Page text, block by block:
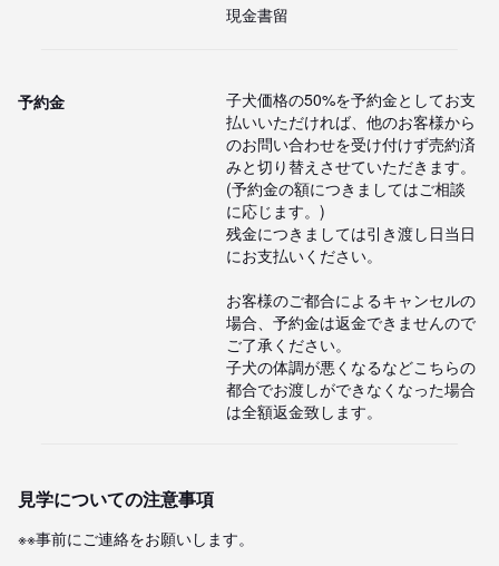
現金書留
予約金
子犬価格の50%を予約金としてお支
払いいただければ、他のお客様から
のお問い合わせを受け付けず売約済
みと切り替えさせていただきます。
(予約金の額につきましてはご相談
に応じます。)
残金につきましては引き渡し日当日
にお支払いください。
お客様のご都合によるキャンセルの
場合、予約金は返金できませんので
ご了承ください。
子犬の体調が悪くなるなどこちらの
都合でお渡しができなくなった場合
は全額返金致します。
見学についての注意事項
※※事前にご連絡をお願いします。